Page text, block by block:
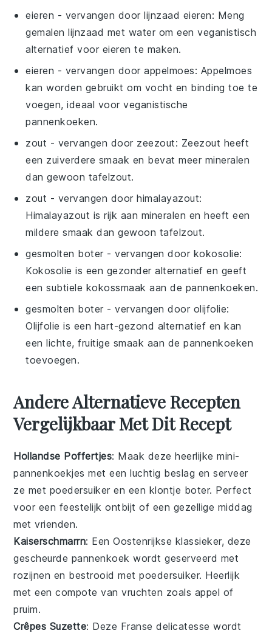
eieren - vervangen doorlijnzaad eieren: Meng
gemalen lijnzaad met water om een veganistisch
alternatief voor eieren te maken.
eieren - vervangen doorappelmoes: Appelmoes
kan worden gebruikt om vocht en binding toe te
voegen, ideaal voor veganistische
pannenkoeken.
zout - vervangen door zeezout: Zeezout heeft
een zuiverdere smaak en bevat meer mineralen
dan gewoon tafelzout.
zout - vervangen doorhimalayazout:
Himalayazout is rijk aan mineralen en heeft een
mildere smaak dan gewoon tafelzout.
gesmolten boter - vervangen door kokosolie:
Kokosolie is een gezonder alternatief en geeft
een subtiele kokossmaak aan de pannenkoeken.
gesmolten boter - vervangen door olijfolie:
Olijfolie is een hart-gezond alternatief en kan
een lichte, fruitige smaak aan de pannenkoeken
toevoegen.
Andere Alternatieve Recepten
Vergelijkbaar Met Dit Recept
Hollandse Poffertjes: Maak deze heerlijke mini-
pannenkoekjes met een luchtig beslag en serveer
ze met poedersuiker en een klontje boter. Perfect
voor een feestelijk ontbijt of een gezellige middag
met vrienden.
Kaiserschmarrn: Een Oostenrijkse klassieker, deze
gescheurde pannenkoek wordt geserveerd met
rozijnen en bestrooid met poedersuiker. Heerlijk
met een compote vanvruchten zoals appel of
pruim.
Crêpes Suzette: Deze Franse delicatesse wordt